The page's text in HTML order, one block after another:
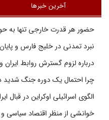
آخرین خبرها
حضور هر قدرت خارجی تنها به
نبرد تمدنی در خلیج فارس و
درباره لزوم گسترش روابط ایران
چرا احتمال یک دوره جنگ شدید
الگوی اسرائیلی اوکراین در قبال
خوانشی از منظر اقتصاد سیاسی و